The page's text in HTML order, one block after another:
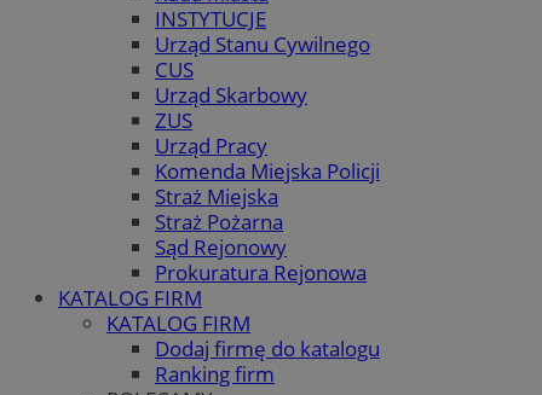
INSTYTUCJE
Urząd Stanu Cywilnego
CUS
Urząd Skarbowy
ZUS
Urząd Pracy
Komenda Miejska Policji
Straż Miejska
Straż Pożarna
Sąd Rejonowy
Prokuratura Rejonowa
KATALOG FIRM
KATALOG FIRM
Dodaj firmę do katalogu
Ranking firm